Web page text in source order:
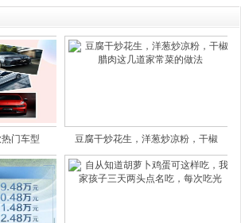
门车型 豆腐干炒花生，洋葱炒凉粉，干椒